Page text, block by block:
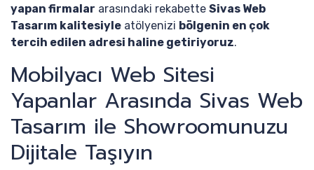
yapan firmalar arasındaki rekabette Sivas Web
Tasarım kalitesiyle atölyenizi bölgenin en çok
tercih edilen adresi haline getiriyoruz.
Mobilyacı Web Sitesi
Yapanlar Arasında Sivas Web
Tasarım ile Showroomunuzu
Dijitale Taşıyın